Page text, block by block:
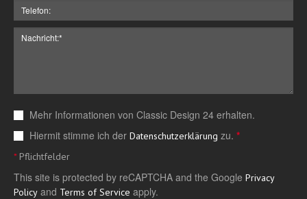
Mehr Informationen von Classic Design 24 erhalten.
Hiermit stimme ich der Datenschutzerklärung zu. *
*Pflichtfelder
This site is protected by reCAPTCHA and the Google Privacy
Policy and Terms of Service apply.